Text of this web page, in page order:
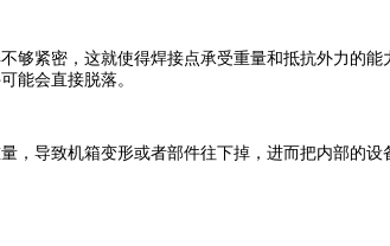
紧密，这就使得焊接点承受重量和抵抗外力的能
能会直接脱落。
导致机箱变形或者部件往下掉，进而把内部的设